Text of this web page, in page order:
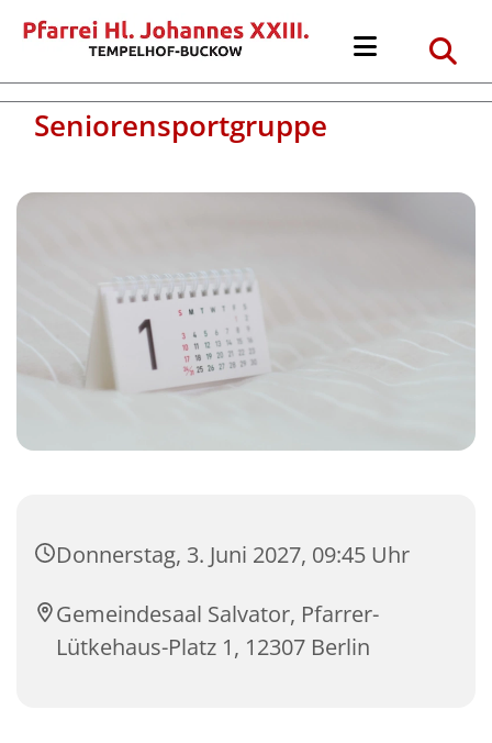
Seniorensportgruppe
Donnerstag, 3. Juni 2027, 09:45 Uhr
Gemeindesaal Salvator, Pfarrer-
Lütkehaus-Platz 1, 12307 Berlin